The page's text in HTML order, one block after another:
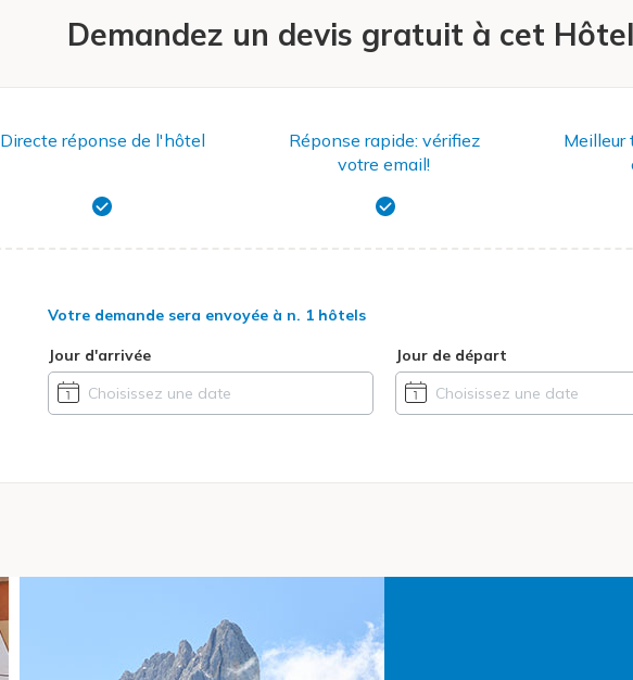
Demandez un devis gratuit à cet
Directe réponse de l'hôtel
Réponse rapide: vérifiez
votre email!
Meilleur
Votre demande sera envoyée à n. 1 hôtels
Jour d'arrivée Jour de départ